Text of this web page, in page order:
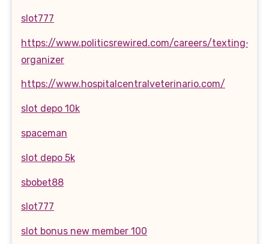
slot777
https://www.politicsrewired.com/careers/texting-
organizer
https://www.hospitalcentralveterinario.com/
slot depo 10k
spaceman
slot depo 5k
sbobet88
slot777
slot bonus new member 100